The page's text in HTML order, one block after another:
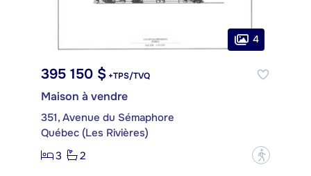
4
395 150 $ +TPS/TVQ
Maison à vendre
351, Avenue du Sémaphore
Québec (Les Rivières)
3
2 ?